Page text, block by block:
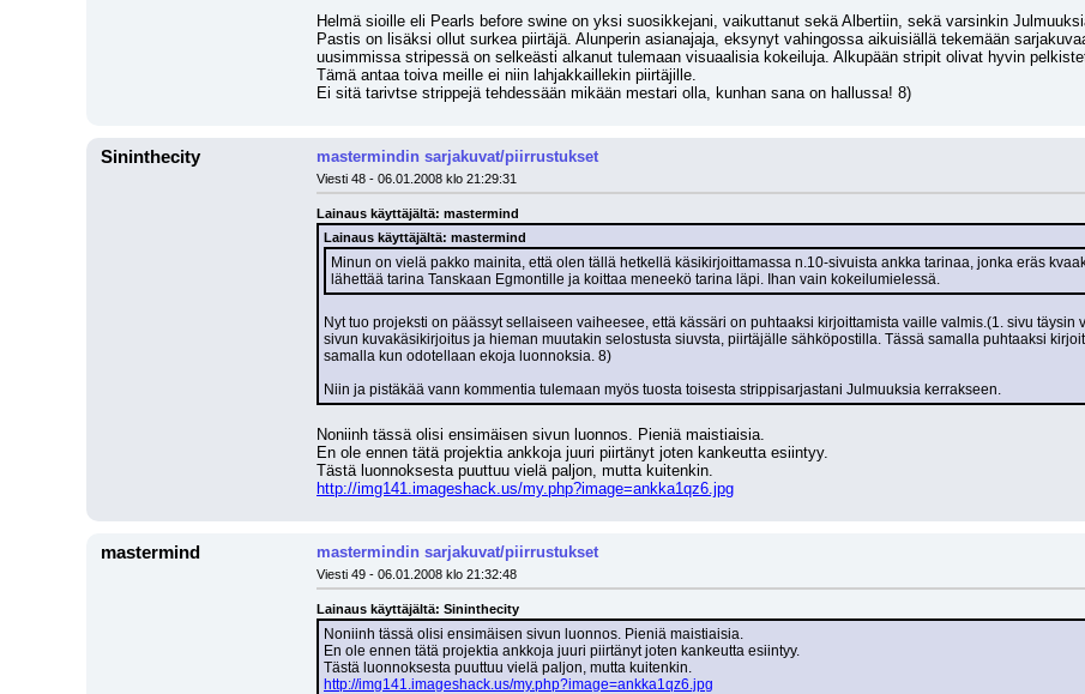
Helmä sioille eli Pearls before swine on yksi suosikkejani, vaikuttanut sekä Albertiin, sekä varsinkin
Pastis on lisäksi ollut surkea piirtäjä. Alunperin asianajaja, eksynyt vahingossa aikuisiällä tekemään
uusimmissa stripessä on selkeästi alkanut tulemaan visuaalisia kokeiluja. Alkupään stripit olivat hyvin
Tämä antaa toiva meille ei niin lahjakkaillekin piirtäjille.
Ei sitä tarivtse strippejä tehdessään mikään mestari olla, kunhan sana on hallussa! 8)
Sininthecity mastermindin sarjakuvat/piirrustukset
Viesti 48 - 06.01.2008 klo 21:29:31
Lainaus käyttäjältä: mastermind
Lainaus käyttäjältä: mastermind
Minun on vielä pakko mainita, että olen tällä hetkellä käsikirjoittamassa n.10-sivuista ankka tarinaa, jonka eräs
lähettää tarina Tanskaan Egmontille ja koittaa meneekö tarina läpi. Ihan vain kokeilumielessä.
Nyt tuo projeksti on päässyt sellaiseen vaiheesee, että kässäri on puhtaaksi kirjoittamista vaille valmis.(1. sivu
sivun kuvakäsikirjoitus ja hieman muutakin selostusta siuvsta, piirtäjälle sähköpostilla. Tässä samalla puhtaaksi
samalla kun odotellaan ekoja luonnoksia. 8)
Niin ja pistäkää vann kommentia tulemaan myös tuosta toisesta strippisarjastani Julmuuksia kerrakseen.
Noniinh tässä olisi ensimäisen sivun luonnos. Pieniä maistiaisia.
En ole ennen tätä projektia ankkoja juuri piirtänyt joten kankeutta esiintyy.
Tästä luonnoksesta puuttuu vielä paljon, mutta kuitenkin.
http://img141.imageshack.us/my.php?image=ankka1qz6.jpg
mastermind mastermindin sarjakuvat/piirrustukset
Viesti 49 - 06.01.2008 klo 21:32:48
Lainaus käyttäjältä: Sininthecity
Noniinh tässä olisi ensimäisen sivun luonnos. Pieniä maistiaisia.
En ole ennen tätä projektia ankkoja juuri piirtänyt joten kankeutta esiintyy.
Tästä luonnoksesta puuttuu vielä paljon, mutta kuitenkin.
http://img141.imageshack.us/my.php?image=ankka1qz6.jpg